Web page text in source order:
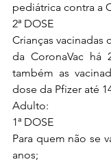
pediátrica contra a
2ª DOSE
Crianças vacinadas
da CoronaVac há
também as
dose da Pfizer até
Adulto:
1ª DOSE
Para quem não se
anos;